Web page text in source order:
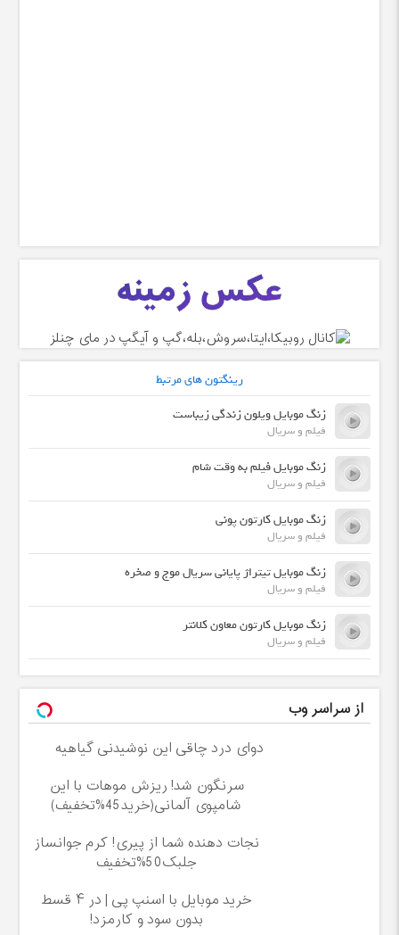
رینگتون های مرتبط
زنگ موبایل ویلون زندگی زیباست
فیلم و سریال
زنگ موبایل فیلم به وقت شام
فیلم و سریال
زنگ موبایل کارتون پونی
فیلم و سریال
زنگ موبایل تیتراژ پایانی سریال موج و صخره
فیلم و سریال
زنگ موبایل کارتون معاون کلانتر
فیلم و سریال
از سراسر وب
دوای درد چاقی این نوشیدنی گیاهیه
سرنگون شد! ریزش موهات با این
شامپوی آلمانی(خرید45%تخفیف)
نجات دهنده شما از پیری! کرم جوانساز
جلبک50%تخفیف
خرید موبایل با اسنپ پی | در ۴ قسط
بدون سود و کارمزد!